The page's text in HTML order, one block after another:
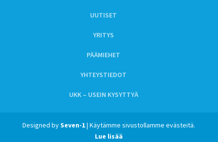
UUTISET
YRITYS
PÄÄMIEHET
YHTEYSTIEDOT
UKK – USEIN KYSYTTYÄ
Designed bySeven-1| Käytämme sivustollamme evästeitä.
Lue lisää